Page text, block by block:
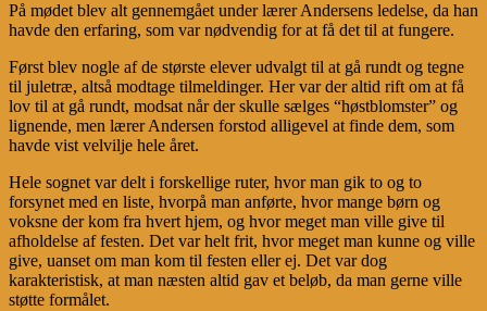
På mødet blev alt gennemgået under lærer Andersens ledelse, da han
havde den erfaring, som var nødvendig for at få det til at fungere.
Først blev nogle af de største elever udvalgt til at gå rundt og tegne
til juletræ, altså modtage tilmeldinger. Her var der altid rift om at få
lov til at gå rundt, modsat når der skulle sælges “høstblomster” og
lignende, men lærer Andersen forstod alligevel at finde dem, som
havde vist velvilje hele året.
Hele sognet var delt i forskellige ruter, hvor man gik to og to
forsynet med en liste, hvorpå man anførte, hvor mange børn og
voksne der kom fra hvert hjem, og hvor meget man ville give til
afholdelse af festen. Det var helt frit, hvor meget man kunne og ville
give, uanset om man kom til festen eller ej. Det var dog
karakteristisk, at man næsten altid gav et beløb, da man gerne ville
støtte formålet.